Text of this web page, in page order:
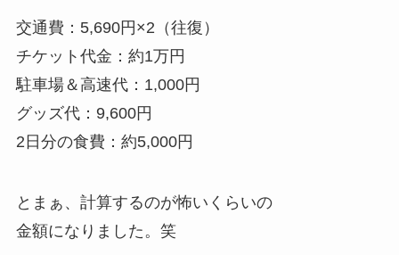
交通費：5,690円×2（往復）
チケット代金：約1万円
駐車場＆高速代：1,000円
グッズ代：9,600円
2日分の食費：約5,000円
とまぁ、計算するのが怖いくらいの
金額になりました。笑